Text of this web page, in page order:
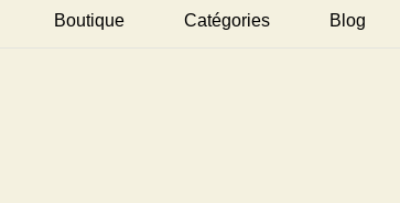
Boutique Catégories Blog